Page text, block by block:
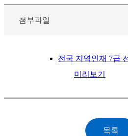
첨부파일
전국 지역인재 7급
미리보기